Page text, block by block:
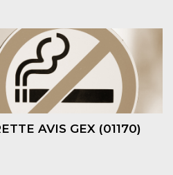
AVIS GEX (01170)